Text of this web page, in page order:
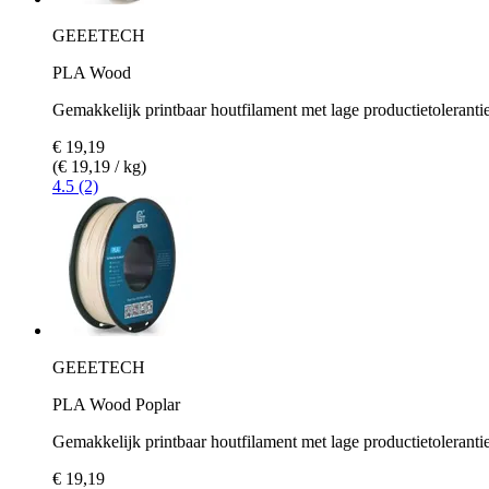
GEEETECH
PLA Wood
Gemakkelijk printbaar houtfilament met lage
€ 19,19
(€ 19,19 / kg)
4.5 (2)
GEEETECH
PLA Wood Poplar
Gemakkelijk printbaar houtfilament met lage
€ 19,19